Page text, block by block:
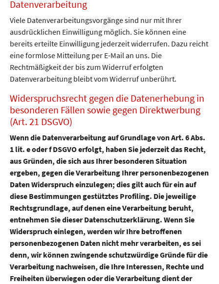
Datenverarbeitung
Viele Datenverarbeitungsvorgänge sind nur mit Ihrer
ausdrücklichen Einwilligung möglich. Sie können eine
bereits erteilte Einwilligung jederzeit widerrufen. Dazu reicht
eine formlose Mitteilung per E-Mail an uns. Die
Rechtmäßigkeit der bis zum Widerruf erfolgten
Datenverarbeitung bleibt vom Widerruf unberührt.
Widerspruchsrecht gegen die Datenerhebung in
besonderen Fällen sowie gegen Direktwerbung
(Art. 21 DSGVO)
Wenn die Datenverarbeitung auf Grundlage von Art. 6 Abs.
1 lit. e oder f DSGVO erfolgt, haben Sie jederzeit das Recht,
aus Gründen, die sich aus Ihrer besonderen Situation
ergeben, gegen die Verarbeitung Ihrer personenbezogenen
Daten Widerspruch einzulegen; dies gilt auch für ein auf
diese Bestimmungen gestütztes Profiling. Die jeweilige
Rechtsgrundlage, auf denen eine Verarbeitung beruht,
entnehmen Sie dieser Datenschutzerklärung. Wenn Sie
Widerspruch einlegen, werden wir Ihre betroffenen
personenbezogenen Daten nicht mehr verarbeiten, es sei
denn, wir können zwingende schutzwürdige Gründe für die
Verarbeitung nachweisen, die Ihre Interessen, Rechte und
Freiheiten überwiegen oder die Verarbeitung dient der